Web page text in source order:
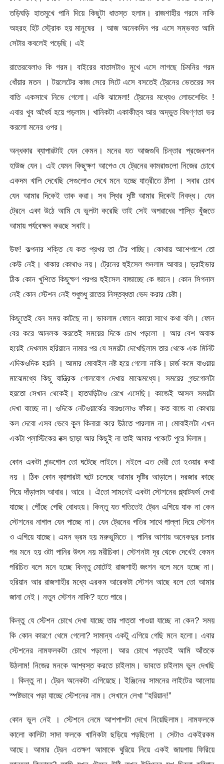
তড়িঘড়ি হাতমুখে পানি দিয়ে কিছুটা ধাতস্ত হলাম। রাজশাহীর গরমে নাকি
অহরহ হিট স্ট্রোক হয় মানুষের । আজ অনেকদিন পর এসে সম্ভবত আমি
সেটার কবলেই পড়েছি। এই
রাতেরবেলাও কি গরম। বাইরের বাতাসটাও মুখে এসে লাগছে চিমনির গরম
ধোঁয়ার মতন । টয়লেটের কাজ সেরে সিটে এসে বসতেই ট্রেনের ভেতরের সব
বাতি একসাথে নিভে গেলো। একি ঝামেলা! ট্রেনের মধ্যেও লোডশেডিং !
এবার খুব অধৈর্য হয়ে পড়লাম। খানিকটা একাকীত্ব আর অদ্ভুত বিষণ্ণতা ভর
করলো মনের ওপর।
অন্ধকার ব্যাপারটাই যেন কেমন। মনের যত আজগুবি চিন্তার প্রজেকশন
হাউজ যেন। এই যেমন কিছুক্ষণ আগেও যে ট্রেনের কামরাগুলো নিজের চোখে
একদম খালি দেখেছি সেগুলোও দেখে মনে হচ্ছে যাত্রীতে ঠাঁসা । সবার চোখ
যেন আমার দিকেই তাক করা। সব স্থির দৃষ্টি আমার দিকেই নিবদ্ধ। যেন
ট্রেনে একা উঠে আমি যে ভুলটা করেছি তাই সেই অপরাধের শাস্তি খুঁজতে
আমায় পর্যবেক্ষন করছে সবাই।
উফ! কল্পনার শক্তি যে কত প্রখর তা টের পাচ্ছি। কোথায় আশেপাশে তো
কেউ নেই। থাকার কোথাও নয়। ট্রেনের হুইসেল শুনলাম আবার। ড্রাইভার
ঠিক কোন খুশিতে কিছুক্ষণ পরপর হুইসেল বাজাচ্ছে কে জানে। কোন সিগনাল
নেই কোন স্টেশন নেই শুধুশুধু রাতের নিস্তব্ধতা ভেদ করার চেষ্টা।
কিছুতেই যেন সময় কাটছে না। ভাবলাম ফোনে কারো সাথে কথা বলি। ফোন
বের করে আনলক করতেই সময়ের দিকে চোখ পড়লো । আর বেশ অবাক
হয়েই দেখলাম হরিয়ানে নামার পর যে সময়টা দেখেছিলাম তার থেকে এক মিনিট
এদিকওদিক হয়নি । আমার মোবাইল নষ্ট হয়ে গেলো নাকি। চার্জ কমে যাওয়ায়
মাঝেমধ্যে কিছু যান্ত্রিক গোলযোগ দেখায় মাঝেমধ্যে। সময়ের গন্ডগোলটা
হয়তো সেখান থেকেই। হাতঘড়িটাও রেখে এসেছি। কাজেই আসল সময়টা
দেখা যাচ্ছে না। ওদিকে নেটওয়ার্কের বারগুলোও ফাঁকা। কত বাজে বা কোথায়
কল দেবো এসব ভেবে কূল কিনারা করে উঠতে পারলাম না। মোবাইলটা এখন
একটা প্লাস্টিকের বক্স ছাড়া আর কিছুই না তাই আবার পকেটে পুরে দিলাম।
কোন একটা গন্ডগোল তো ঘটেছে লাইনে। নইলে এত দেরী তো হওয়ার কথা
নয় । ঠিক কোন ব্যাপারটা ঘটে চলেছে আমার দৃষ্টির আড়ালে। দরজার কাছে
গিয়ে দাঁড়ালাম আবার। আরে । ঐতো সামনেই একটা স্টেশনের প্ল্যাটফর্ম দেখা
যাচ্ছে। পৌঁছে গেছি বোধহয়। কিন্তু যত গতিতেই ট্রেন এগিয়ে যাক না কেন
স্টেশনের নাগাল যেন পাচ্ছে না। যেন ট্রেনের গতির সাথে পাল্লা দিয়ে স্টেশন
ও এগিয়ে যাচ্ছে। এমন ভ্রম হয় মরুভূমিতে । পানির আশায় অনেকদুর চলার
পর মনে হয় ওটা পানির উৎস নয় মরীচিকা। স্টেশনটা দূর থেকে দেখেই কেমন
পরিচিত বলে মনে হচ্ছে কিন্তু মোটেই রাজশাহী জংশন বলে মনে হচ্ছে না।
হরিয়ান আর রাজশাহীর মধ্যে এরকম আরেকটা স্টেশন আছে বলে তো আমার
জানা নেই। নতুন স্টেশন নাকি? হতে পারে।
কিন্তু যে স্টেশন চোখে দেখা যাচ্ছে তার পাত্তা পাওয়া যাচ্ছে না কেন? সময়
কি কোন কারণে থেমে গেলো? সামান্য একটু এগিয়ে গেছি মনে হলো। এবার
স্টেশনের নামফলকটা চোখে পড়লো। আর চোখে পড়তেই আমি আঁতকে
উঠলাম! নিজের মনকে আশ্বস্ত করতে চাইলাম। ভাবতে চাইলাম ভুল দেখছি
। কিন্তু না। ট্রেন অনেকটা এগিয়েছে। ইঞ্জিনের সামনের লাইটের আলোয়
স্পষ্টভাবে পড়া যাচ্ছে স্টেশনের নাম। সেখানে লেখা “হরিয়ান!”
কোন ভুল নেই । স্টেশনে নেমে আশপাশটা দেখে নিয়েছিলাম। নামফলকে
কালো কালিটা সাদা ফলকে খানিকটা ছড়িয়ে পড়ছিলো । সেটাও একইরকম
আছে। আমার ট্রেন এতক্ষণ আমাকে ঘুরিয়ে নিয়ে একই জায়গায় ফিরিয়ে